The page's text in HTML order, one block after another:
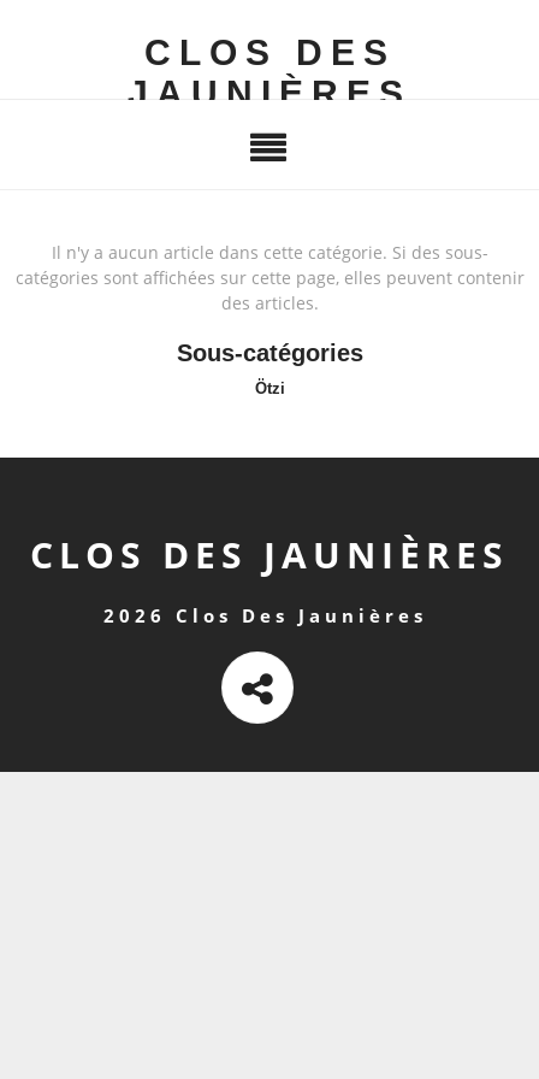
CLOS DES
JAUNIÈRES
Il n'y a aucun article dans cette catégorie. Si des sous-
catégories sont affichées sur cette page, elles peuvent contenir
des articles.
Sous-catégories
Ötzi
CLOS DES JAUNIÈRES
2026 Clos Des Jaunières